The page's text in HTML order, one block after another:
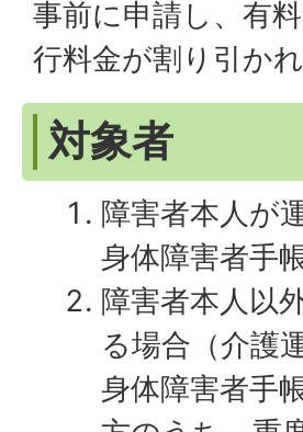
事前に申請し、有
行料金が割り引か
対象者
障害者本人が
身体障害者手
障害者本人以
る場合（介護
身体障害者手